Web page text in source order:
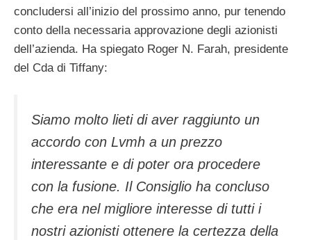
concludersi all’inizio del prossimo anno, pur tenendo
conto della necessaria approvazione degli azionisti
dell’azienda. Ha spiegato Roger N. Farah, presidente
del Cda di Tiffany:
Siamo molto lieti di aver raggiunto un
accordo con Lvmh a un prezzo
interessante e di poter ora procedere
con la fusione. Il Consiglio ha concluso
che era nel migliore interesse di tutti i
nostri azionisti ottenere la certezza della